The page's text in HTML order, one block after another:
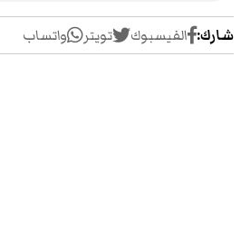
شارك: الفيسبوك تويتر واتساب